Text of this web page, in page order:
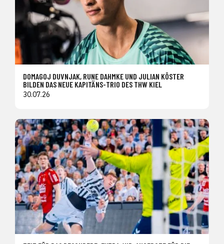
DOMAGOJ DUVNJAK, RUNE DAHMKE UND JULIAN KÖSTER
BILDEN DAS NEUE KAPITÄNS-TRIO DES THW KIEL
30.07.26